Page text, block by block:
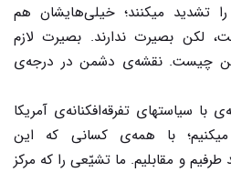
را تشدید میکنند؛ خیلی‌هایشان هم
لکن بصیرت ندارند. بصیرت لازم
چیست. نقشه‌ی دشمن در درجه‌ی
سیاستهای تفرقه‌افکنانه‌ی آمریکا
با همه‌ی کسانی که این
طرفیم و مقابلیم. ما تشیّعی را که مرکز